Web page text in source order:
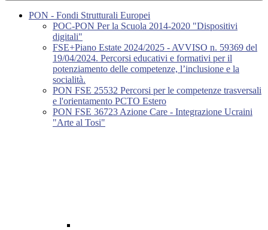
PON - Fondi Strutturali Europei
POC-PON Per la Scuola 2014-2020 "Dispositivi
digitali"
FSE+Piano Estate 2024/2025 - AVVISO n. 59369 del
19/04/2024. Percorsi educativi e formativi per il
potenziamento delle competenze, l’inclusione e la
socialità.
PON FSE 25532 Percorsi per le competenze trasversali
e l'orientamento PCTO Estero
PON FSE 36723 Azione Care - Integrazione Ucraini
"Arte al Tosi"